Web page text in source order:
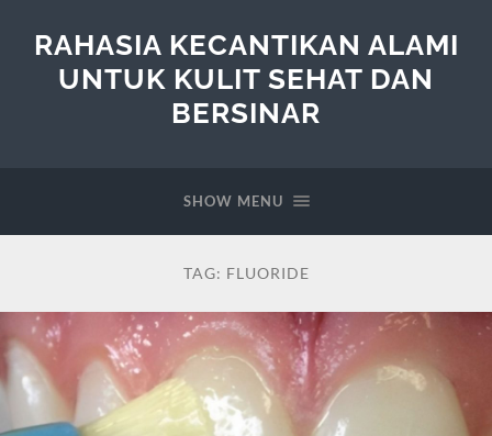
RAHASIA KECANTIKAN ALAMI
UNTUK KULIT SEHAT DAN
BERSINAR
SHOW MENU
TAG: FLUORIDE